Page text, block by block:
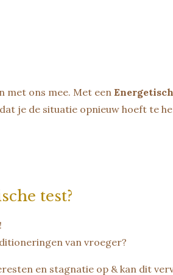
met ons mee. Met een
je de situatie opnieuw hoeft te
test?
van vroeger?
en stagnatie op & kan dit